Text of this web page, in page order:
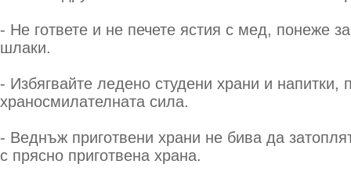
- Не гответе и не печете ястия с мед, понеже
шлаки.
- Избягвайте ледено студени храни и напитки,
храносмилателната сила.
- Веднъж приготвени храни не бива да
с прясно приготвена храна.